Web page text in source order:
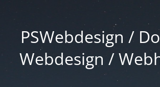
PSWebdesign /
Webdesign /